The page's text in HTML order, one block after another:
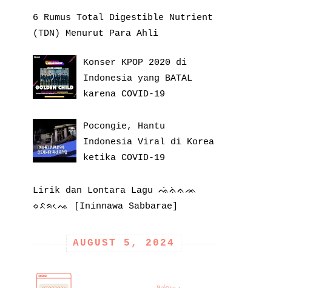
6 Rumus Total Digestible Nutrient
(TDN) Menurut Para Ahli
Konser KPOP 2020 di
Indonesia yang BATAL
karena COVID-19
Pocongie, Hantu
Indonesia Viral di Korea
ketika COVID-19
Lirik dan Lontara Lagu ᨕᨗᨊᨗᨊᨏ
ᨔᨅᨑᨕᨙ [Ininnawa Sabbarae]
AUGUST 5, 2024